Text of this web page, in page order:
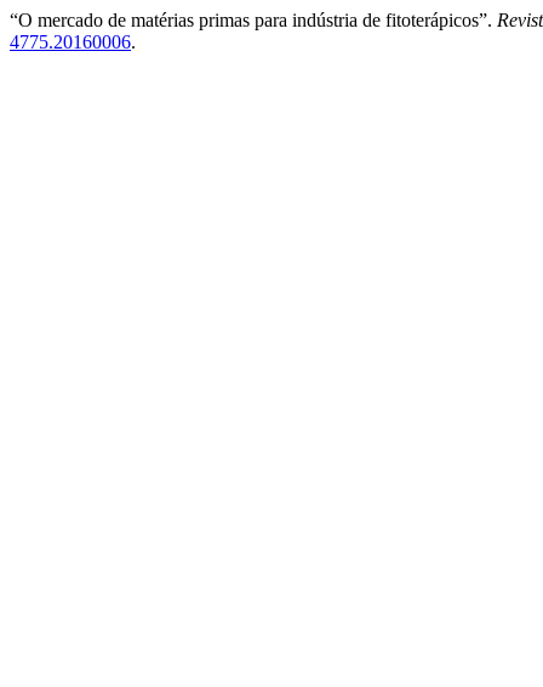
“O mercado de matérias primas para indústria de fitoterápicos”.
4775.20160006.